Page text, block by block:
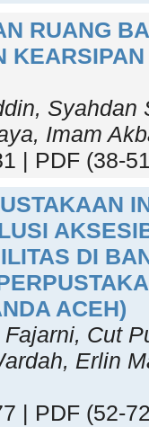
RUANG
Syahdan
Imam
| PDF (38-
DI
ACEH)
Cut
Erlin
| PDF (52-